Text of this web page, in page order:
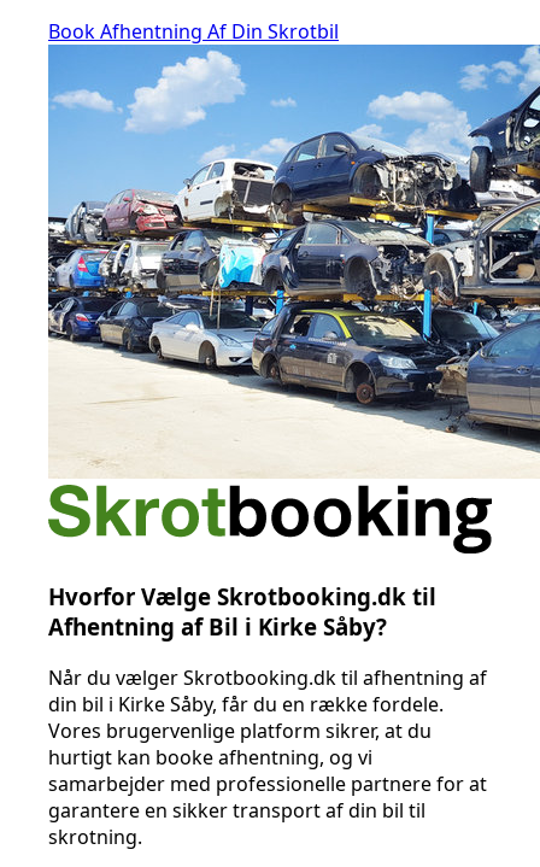
Book Afhentning Af Din Skrotbil
Hvorfor Vælge Skrotbooking.dk til
Afhentning af Bil i Kirke Såby?
Når du vælger Skrotbooking.dk til afhentning af
din bil i Kirke Såby, får du en række fordele.
Vores brugervenlige platform sikrer, at du
hurtigt kan booke afhentning, og vi
samarbejder med professionelle partnere for at
garantere en sikker transport af din bil til
skrotning.